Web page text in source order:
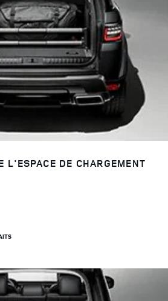
L'ESPACE DE CHARGEMENT